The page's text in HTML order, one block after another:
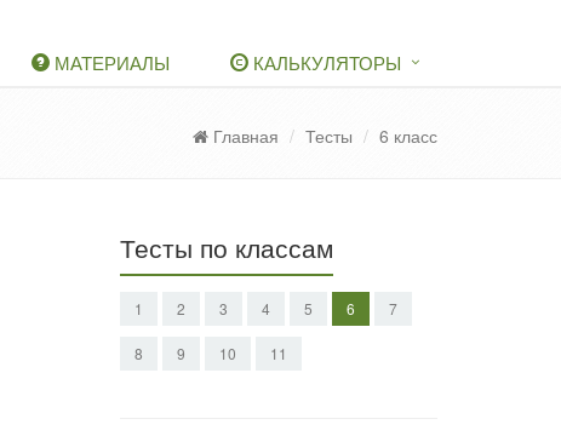
МАТЕРИАЛЫ КАЛЬКУЛЯТОРЫ
Главная Тесты 6 класс
Тесты по классам
1 2 3 4 5 6 7
8 9 10 11